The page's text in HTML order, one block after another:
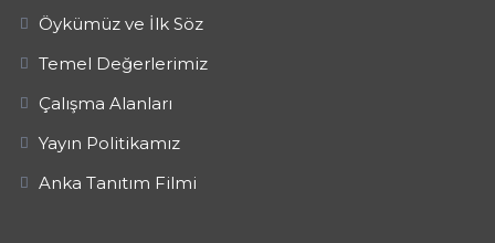
Öykümüz ve İlk Söz
Temel Değerlerimiz
Çalışma Alanları
Yayın Politikamız
Anka Tanıtım Filmi